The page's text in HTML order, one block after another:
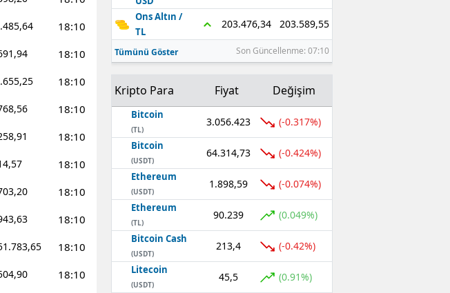
18:10
18:10
18:10
18:10
18:10
18:10
18:10
18:10
18:10
18:10
Ons Altın /
TL
203.476,34 203.589,55
Tümünü Göster Son Güncellenme: 07:10
Kripto Para Fiyat Değişim
Bitcoin
(TL)
3.056.423 (-0.317%)
Bitcoin
(USDT)
64.314,73 (-0.424%)
Ethereum
(USDT)
1.898,59 (-0.074%)
Ethereum
(TL)
90.239 (0.049%)
Bitcoin Cash
(USDT)
213,4 (-0.42%)
Litecoin
(USDT)
45,5 (0.91%)